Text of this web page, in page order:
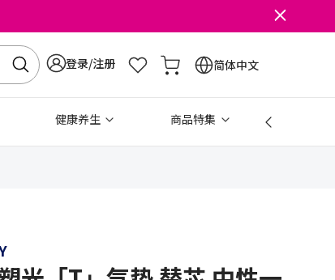
登录/注册 简体中文
健康养生 商品特集